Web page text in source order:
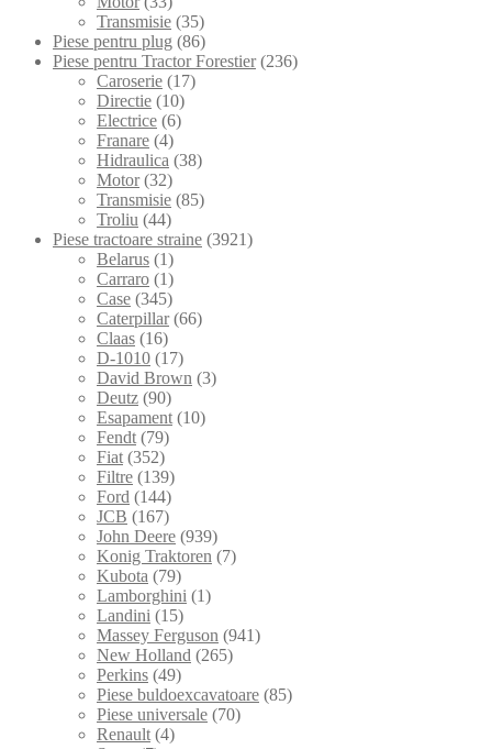
Transmisie (35)
Piese pentru plug (86)
Piese pentru Tractor Forestier (236)
Caroserie (17)
Directie (10)
Electrice (6)
Franare (4)
Hidraulica (38)
Motor (32)
Transmisie (85)
Troliu (44)
Piese tractoare straine (3921)
Belarus (1)
Carraro (1)
Case (345)
Caterpillar (66)
Claas (16)
D-1010 (17)
David Brown (3)
Deutz (90)
Esapament (10)
Fendt (79)
Fiat (352)
Filtre (139)
Ford (144)
JCB (167)
John Deere (939)
Konig Traktoren (7)
Kubota (79)
Lamborghini (1)
Landini (15)
Massey Ferguson (941)
New Holland (265)
Perkins (49)
Piese buldoexcavatoare (85)
Piese universale (70)
Renault (4)